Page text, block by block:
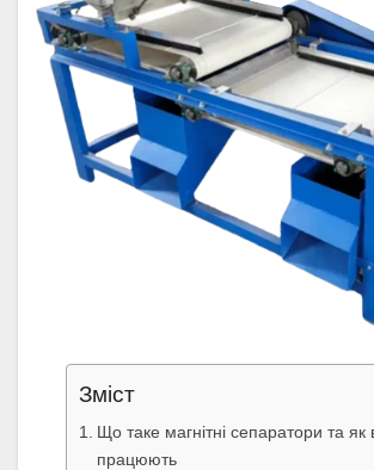
Зміст
Що таке магнітні сепаратори та як
працюють